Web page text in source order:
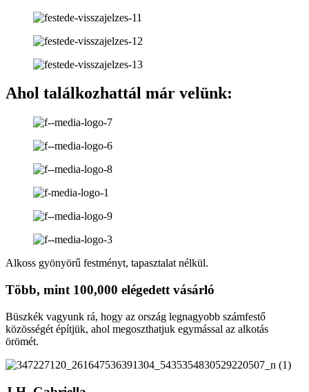
Ahol találkozhattál már velünk:
Alkoss gyönyörű festményt, tapasztalat nélkül.
Több, mint 100,000 elégedett vásárló
Büszkék vagyunk rá, hogy az ország legnagyobb számfestő
közösségét építjük, ahol megoszthatjuk egymással az alkotás
örömét.